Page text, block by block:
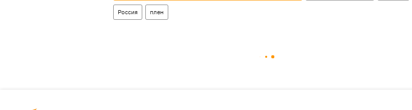
Россия плен